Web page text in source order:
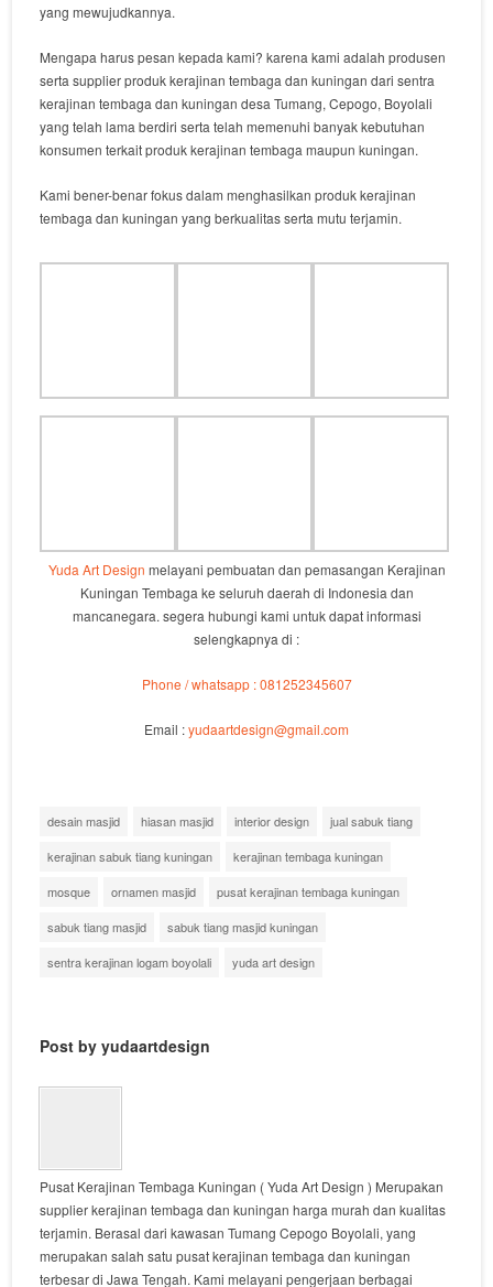
yang mewujudkannya.
Mengapa harus pesan kepada kami? karena kami adalah produsen
serta supplier produk kerajinan tembaga dan kuningan dari sentra
kerajinan tembaga dan kuningan desa Tumang, Cepogo, Boyolali
yang telah lama berdiri serta telah memenuhi banyak kebutuhan
konsumen terkait produk kerajinan tembaga maupun kuningan.
Kami bener-benar fokus dalam menghasilkan produk kerajinan
tembaga dan kuningan yang berkualitas serta mutu terjamin.
Yuda Art Design melayani pembuatan dan pemasangan Kerajinan
Kuningan Tembaga ke seluruh daerah di Indonesia dan
mancanegara. segera hubungi kami untuk dapat informasi
selengkapnya di :
Phone / whatsapp : 081252345607
Email :yudaartdesign@gmail.com
desain masjid hiasan masjid interior design
jual sabuk tiang
kerajinan sabuk tiang kuningan
kerajinan tembaga kuningan
mosque
ornamen masjid
pusat kerajinan tembaga kuningan
sabuk tiang masjid
sabuk tiang masjid kuningan
sentra kerajinan logam boyolali
yuda art design
Post by yudaartdesign
Pusat Kerajinan Tembaga Kuningan ( Yuda Art Design ) Merupakan
supplier kerajinan tembaga dan kuningan harga murah dan kualitas
terjamin. Berasal dari kawasan Tumang Cepogo Boyolali, yang
merupakan salah satu pusat kerajinan tembaga dan kuningan
terbesar di Jawa Tengah. Kami melayani pengerjaan berbagai